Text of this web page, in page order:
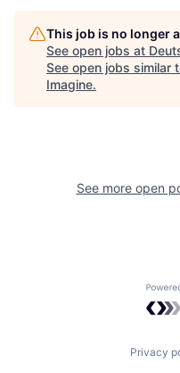
This job is no longer
See open jobs at
See open jobs similar
Imagine.
See more open
Privacy